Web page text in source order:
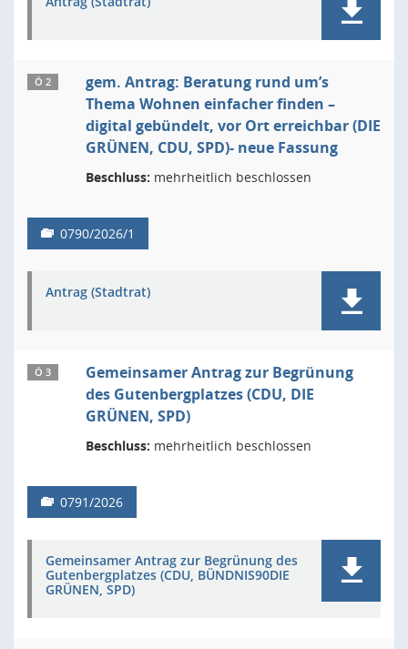
Ö 2
gem. Antrag: Beratung rund um’s
Thema Wohnen einfacher finden –
digital gebündelt, vor Ort erreichbar (DIE
GRÜNEN, CDU, SPD)- neue Fassung
Beschluss: mehrheitlich beschlossen
0790/2026/1
Antrag (Stadtrat)
Ö 3
Gemeinsamer Antrag zur Begrünung
des Gutenbergplatzes (CDU, DIE
GRÜNEN, SPD)
Beschluss: mehrheitlich beschlossen
0791/2026
Gemeinsamer Antrag zur Begrünung des
Gutenbergplatzes (CDU, BÜNDNIS90DIE
GRÜNEN, SPD)